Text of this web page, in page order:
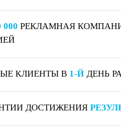
000 РЕКЛАМНАЯ
КЛИЕНТЫ В 1-Й ДЕНЬ
ДОСТИЖЕНИЯ